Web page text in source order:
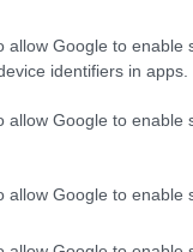
allow Google to enable
identifiers in apps.
allow Google to enable
allow Google to enable
a
önnek írt
a könyvben,
levelet, az sem
van. Hiszen